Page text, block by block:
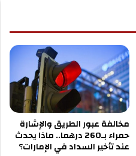
مخالفة عبور الطريق والإشارة
حمراء بـ260 درهما.. ماذا يحدث
عند تأخير السداد في الإمارات؟